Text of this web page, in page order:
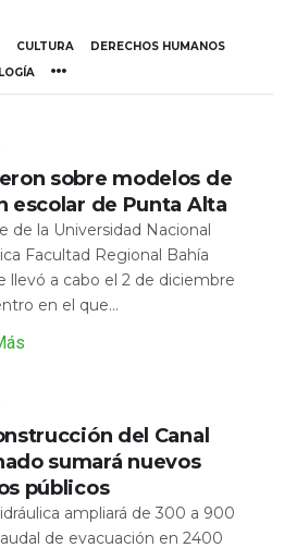
CULTURA
DERECHOS HUMANOS
sobre modelos de
escolar de Punta Alta
de la Universidad Nacional
Facultad Regional Bahía
llevó a cabo el 2 de diciembre
en el que...
del Canal
sumará nuevos
públicos
ampliará de 300 a 900
de evacuación en 2400